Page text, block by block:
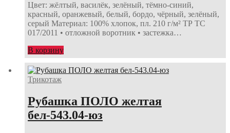
Цвет: жёлтый, василёк, зелёный, тёмно-синий,
красный, оранжевый, белый, бордо, чёрный, зелёный,
серый Материал: 100% хлопок, пл. 210 г/м² ТР ТС
017/2011 • отложной воротник • застежка…
В корзину
Трикотаж
Рубашка ПОЛО желтая
бел-543.04-юз